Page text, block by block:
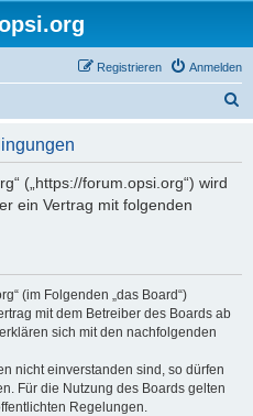
Anmelden
Registrieren
(„https://forum.opsi.org“) wird
ein Vertrag mit folgenden
(im Folgenden „das Board“)
mit dem Betreiber des Boards ab
sich mit den nachfolgenden
nicht einverstanden sind, so dürfen
Für die Nutzung des Boards gelten
Regelungen.